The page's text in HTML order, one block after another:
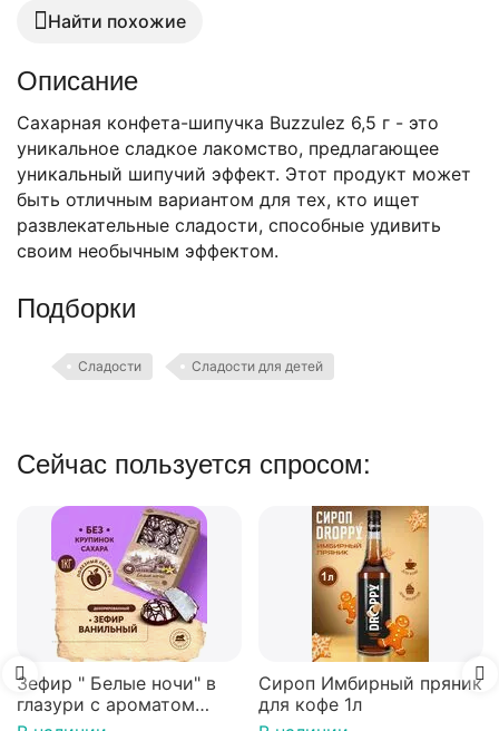
Найти похожие
Описание
Cахарная конфета-шипучка Buzzulez 6,5 г - это
уникальное сладкое лакомство, предлагающее
уникальный шипучий эффект. Этот продукт может
быть отличным вариантом для тех, кто ищет
развлекательные сладости, способные удивить
своим необычным эффектом.
Подборки
Сладости Сладости для детей
Сейчас пользуется спросом:
Сироп Имбирный пряник
для кофе 1л
Вафли Голландские с
карамельной
16 шт по 36 г ТМ
В наличии
439.00₽